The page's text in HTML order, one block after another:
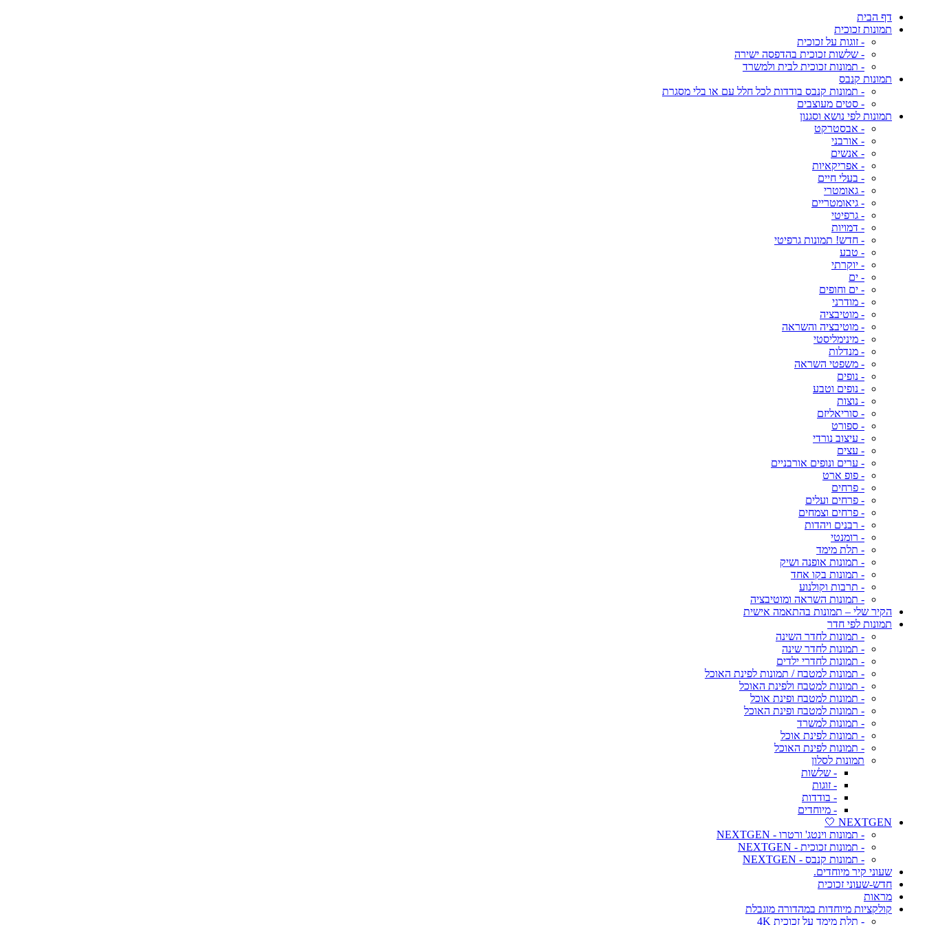
דף הבית
תמונות זכוכית
- זוגות על זכוכית
- שלשות זכוכית בהדפסה ישירה
- תמונות זכוכית לבית ולמשרד
תמונות קנבס
- תמונות קנבס בודדות לכל חלל עם או בלי מסגרת
- סטים מעוצבים
תמונות לפי נושא וסגנון
- אבסטרקט
- אורבני
- אנשים
- אפריקאיות
- בעלי חיים
- גאומטרי
- גיאומטריים
- גרפיטי
- דמויות
- חדש! תמונות גרפיטי
- טבע
- יוקרתי
- ים
- ים וחופים
- מודרני
- מוטיבציה
- מוטיבציה והשראה
- מינימליסטי
- מנדלות
- משפטי השראה
- נופים
- נופים וטבע
- נוצות
- סוריאליזם
- ספורט
- עיצוב נורדי
- עצים
- ערים ונופים אורבניים
- פופ ארט
- פרחים
- פרחים ועלים
- פרחים וצמחים
- רבנים ויהדות
- רומנטי
- תלת מימד
- תמונות אופנה ושיק
- תמונות בקו אחד
- תרבות וקולנוע
- תמונות השראה ומוטיבציה
הקיר שלי – תמונות בהתאמה אישית
תמונות לפי חדר
- תמונות לחדר השינה
- תמונות לחדר שינה
- תמונות לחדרי ילדים
- תמונות למטבח / תמונות לפינת האוכל
- תמונות למטבח ולפינת האוכל
- תמונות למטבח ופינת אוכל
- תמונות למטבח ופינת האוכל
- תמונות למשרד
- תמונות לפינת אוכל
- תמונות לפינת האוכל
תמונות לסלון
- שלשות
- זוגות
- בודדות
- מיוחדים
NEXTGEN 🤍
- תמונות וינטג' ורטרו - NEXTGEN
- תמונות זכוכית - NEXTGEN
- תמונות קנבס - NEXTGEN
שעוני קיר מיוחדים.
חדש-שעוני זכוכית
מראות
קולקציות מיוחדות במהדורה מוגבלת
- תלת מימד על זכוכית 4K